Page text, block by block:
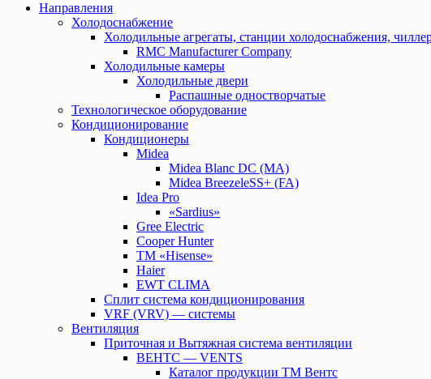
Направления
Холодоснабжение
Холодильные агрегаты, станции холодоснабжения,
RMC Manufacturer Company
Холодильные камеры
Холодильные двери
Распашные одностворчатые
Технологическое оборудование
Кондиционирование
Кондиционеры
Midea
Midea Blanc DС (MA)
Midea BreezeleSS+ (FA)
Idea Pro
«Sardius»
Gree Electric
Cooper Hunter
TM «Hisense»
Haier
EWT CLIMA
Сплит система кондиционирования
VRF (VRV) — системы
Вентиляция
Приточная и Вытяжная система вентиляции
ВЕНТС — VENTS
Каталог продукции ТМ Вентс